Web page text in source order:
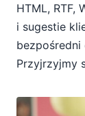
HTML, RTF,
i sugestie
Przyjrzyjmy